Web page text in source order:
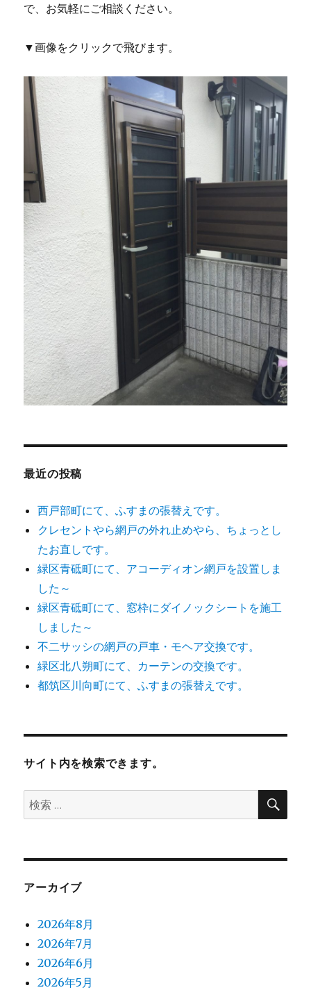
で、お気軽にご相談ください。
▼画像をクリックで飛びます。
最近の投稿
西戸部町にて、ふすまの張替えです。
クレセントやら網戸の外れ止めやら、ちょっとし
たお直しです。
緑区青砥町にて、アコーディオン網戸を設置しま
した～
緑区青砥町にて、窓枠にダイノックシートを施工
しました～
不二サッシの網戸の戸車・モヘア交換です。
緑区北八朔町にて、カーテンの交換です。
都筑区川向町にて、ふすまの張替えです。
サイト内を検索できます。
検
索:
検
アーカイブ
2026年8月
2026年7月
2026年6月
2026年5月